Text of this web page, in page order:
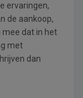
ervaringen,
de aankoop,
mee dat in het
met
dan